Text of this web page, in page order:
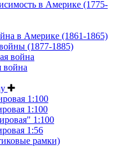
в Америке (1775-
в Америке (1861-1865)
(1877-1885)
война
война
1:100
1:100
1:100
1:56
рамки)